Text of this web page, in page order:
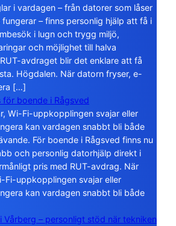
i vardagen – från datorer som låser
– finns personlig hjälp att få i
i lugn och trygg miljö,
och möjlighet till halva
avdraget blir det enklare att få
Högdalen. När datorn fryser, e-
[…]
boende i Rågsved
Wi-Fi-uppkopplingen svajar eller
kan vardagen snabbt bli både
För boende i Rågsved finns nu
och personlig datorhjälp direkt i
pris med RUT-avdrag. När
Fi-uppkopplingen svajar eller
kan vardagen snabbt bli både
Vårberg – personligt stöd när tekniken